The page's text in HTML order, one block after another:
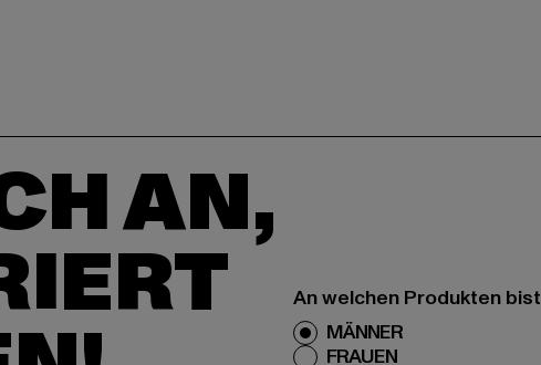
AN,
An welchen Produkten
MÄNNER
FRAUEN